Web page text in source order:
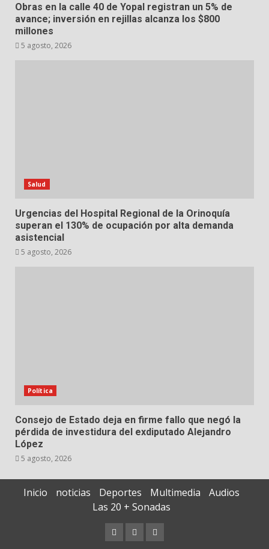
Obras en la calle 40 de Yopal registran un 5% de
avance; inversión en rejillas alcanza los $800
millones
5 agosto, 2026
Salud
Urgencias del Hospital Regional de la Orinoquía
superan el 130% de ocupación por alta demanda
asistencial
5 agosto, 2026
Política
Consejo de Estado deja en firme fallo que negó la
pérdida de investidura del exdiputado Alejandro
López
5 agosto, 2026
Inicio noticias Deportes Multimedia
Audios
Las 20 + Sonadas